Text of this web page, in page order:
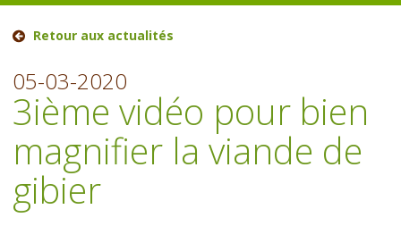
Retour aux actualités
05-03-2020
3ième vidéo pour bien
magnifier la viande de
gibier